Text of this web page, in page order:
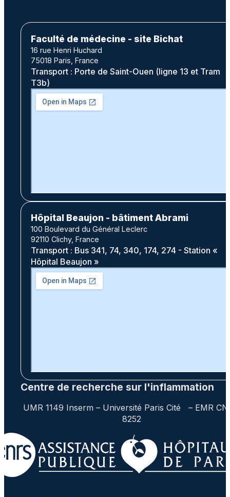
Faculté de médecine - site Bichat
16 rue Henri Huchard
75018 Paris, France
Transport : Porte de Saint-Ouen (ligne 13 et Tram
T3b)
Hôpital Beaujon - bâtiment Abrami
100 Boulevard du Général Leclerc
92110 Clichy, France
Transport : Bus 341, 74, 340, 174, 274 - Station «
Hôpital Beaujon »
Centre de recherche sur l'inflammation
UMR 1149 Inserm – Université Paris Cité – EMR
8252